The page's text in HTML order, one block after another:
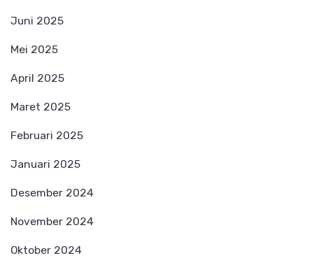
Juni 2025
Mei 2025
April 2025
Maret 2025
Februari 2025
Januari 2025
Desember 2024
November 2024
Oktober 2024